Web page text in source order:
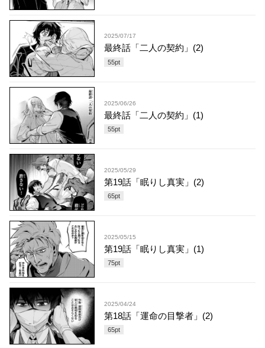
2025/07/17
最終話「二人の契約」(2)
55pt
2025/06/26
最終話「二人の契約」(1)
55pt
2025/05/29
第19話「眠りし真実」(2)
65pt
2025/05/15
第19話「眠りし真実」(1)
75pt
2025/04/24
第18話「運命の目撃者」(2)
65pt